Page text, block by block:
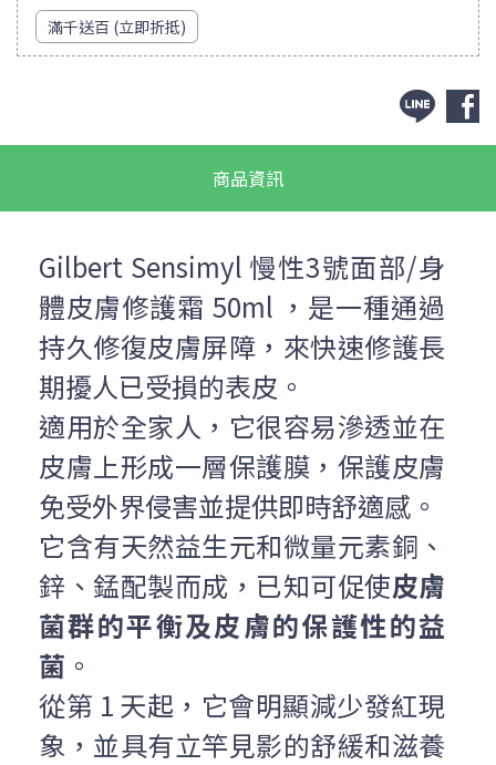
滿千送百 (立即折抵)
商品資訊
Gilbert Sensimyl 慢性3號面部/身
體皮膚修護霜 50ml ，是一種通過
持久修復皮膚屏障，來快速修護長
期擾人已受損的表皮。
適用於全家人，它很容易滲透並在
皮膚上形成一層保護膜，保護皮膚
免受外界侵害並提供即時舒適感。
它含有天然益生元和微量元素銅、
鋅、錳配製而成，已知可促使皮膚
菌群的平衡及皮膚的保護性的益
菌 。
從第 1 天起，它會明顯減少發紅現
象，並具有立竿見影的舒緩和滋養